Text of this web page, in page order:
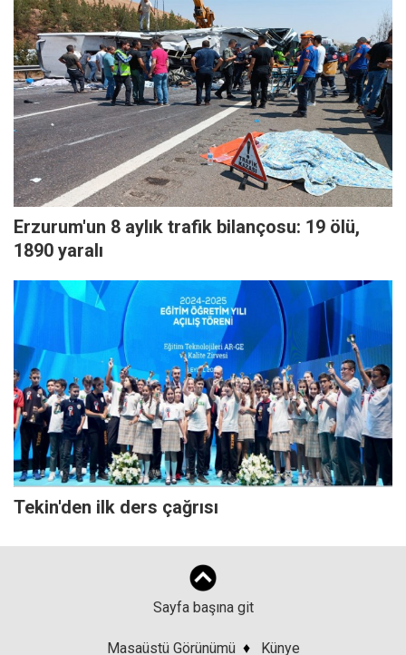
Erzurum'un 8 aylık trafik bilançosu: 19 ölü,
1890 yaralı
Tekin'den ilk ders çağrısı
Sayfa başına git
Masaüstü Görünümü ♦ Künye